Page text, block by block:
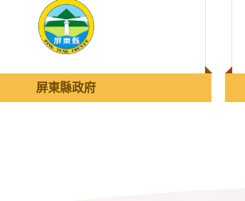
屏東縣政府